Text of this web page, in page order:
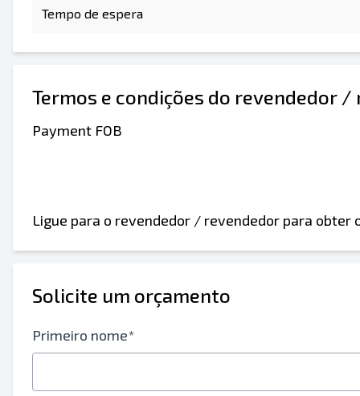
Tempo de espera
Termos e condições do revendedor
Payment FOB
Ligue para o revendedor / revendedor para obter
Solicite um orçamento
Primeiro nome*